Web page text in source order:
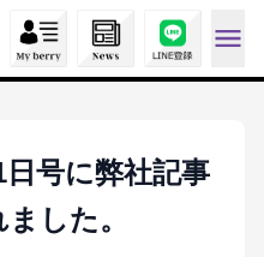
号に弊社記事
した。